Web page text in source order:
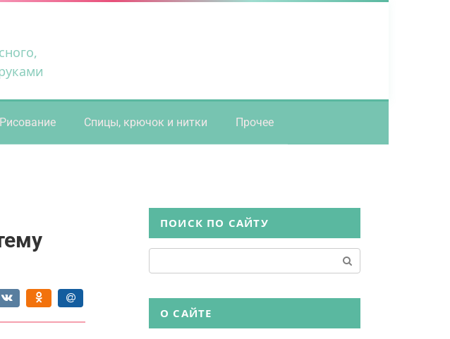
Рисование Спицы, крючок и нитки Прочее
ПОИСК ПО САЙТУ
О САЙТЕ